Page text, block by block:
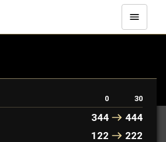
Dla chciwych jest grą, w
0 30
344
444
122
222